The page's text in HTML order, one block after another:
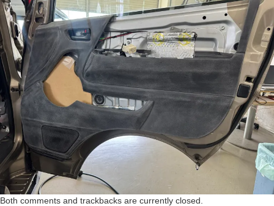
Both comments and trackbacks are currently closed.